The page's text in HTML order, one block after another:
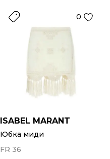
0
ISABEL MARANT
Юбка миди
FR 36